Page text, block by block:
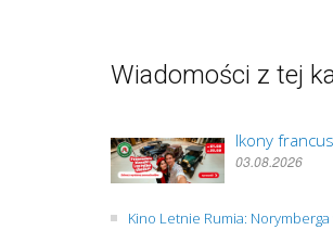
Wiadomości z tej
Ikony
03.08.2026
Kino Letnie Rumia: